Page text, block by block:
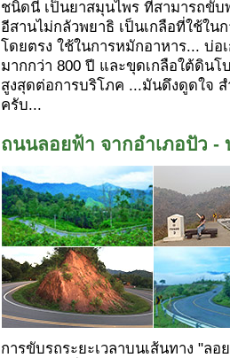
ชนิดนี้ เป็นยาสมุนไพร ที่สามารถขั
อีสานไม่กลัวพยาธิ เป็นเกลือที่ใช้ใน
โดยตรง ใช้ในการหมักอาหาร... บ่
มากกว่า 800 ปี และขุดเกลือใต้ดิน
สูงสุดต่อการบริโภค ...มันดึงดูดใจ
ครับ...
ถนนลอยฟ้า จากอำเภอปัว -
การขับรถระยะเวลาบนเส้นทาง "ล